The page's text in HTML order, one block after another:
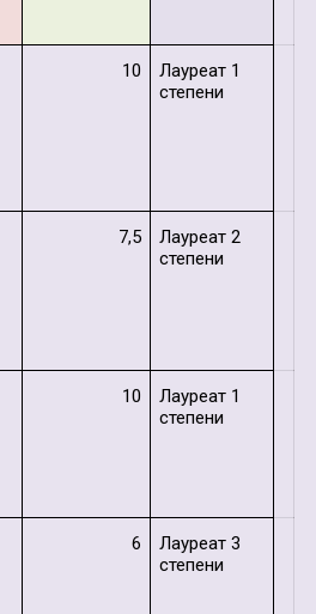
10
Лауреат 1
степени
7,5
Лауреат 2
степени
10
Лауреат 1
степени
6
Лауреат 3
степени